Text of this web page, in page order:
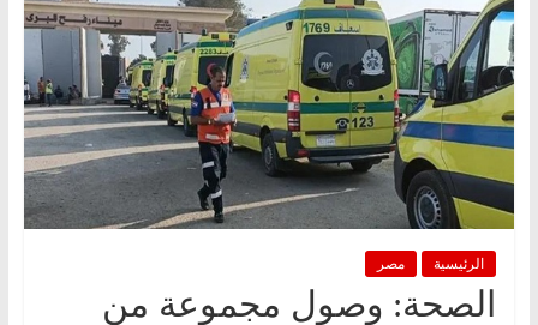
الرئيسية مصر
الصحة: وصول مجموعة من